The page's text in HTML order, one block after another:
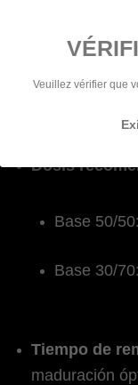
¿CÓMO
CHUBBIZ
una base neutra PG/VG.
Dosis
Base 50/
Base 30/
Tiempo de
maduración
Veuillez vérifier que